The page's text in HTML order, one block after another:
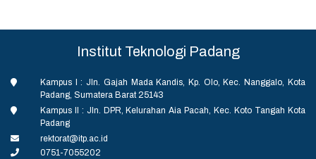
Institut Teknologi Padang
Kampus I : Jln. Gajah Mada Kandis, Kp. Olo, Kec. Nanggalo, Kota
Padang, Sumatera Barat 25143
Kampus II : Jln. DPR, Kelurahan Aia Pacah, Kec. Koto Tangah Kota
Padang
rektorat@itp.ac.id
0751-7055202